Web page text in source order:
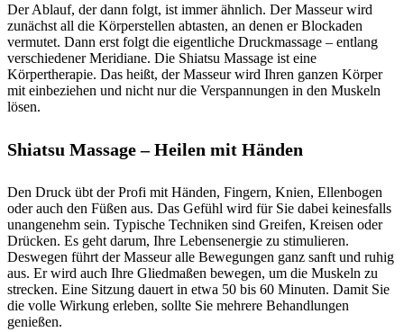
Der Ablauf, der dann folgt, ist immer ähnlich. Der Masseur wird
zunächst all die Körperstellen abtasten, an denen er Blockaden
vermutet. Dann erst folgt die eigentliche Druckmassage – entlang
verschiedener Meridiane. Die Shiatsu Massage ist eine
Körpertherapie. Das heißt, der Masseur wird Ihren ganzen Körper
mit einbeziehen und nicht nur die Verspannungen in den Muskeln
lösen.
Shiatsu Massage – Heilen mit Händen
Den Druck übt der Profi mit Händen, Fingern, Knien, Ellenbogen
oder auch den Füßen aus. Das Gefühl wird für Sie dabei keinesfalls
unangenehm sein. Typische Techniken sind Greifen, Kreisen oder
Drücken. Es geht darum, Ihre Lebensenergie zu stimulieren.
Deswegen führt der Masseur alle Bewegungen ganz sanft und ruhig
aus. Er wird auch Ihre Gliedmaßen bewegen, um die Muskeln zu
strecken. Eine Sitzung dauert in etwa 50 bis 60 Minuten. Damit Sie
die volle Wirkung erleben, sollte Sie mehrere Behandlungen
genießen.